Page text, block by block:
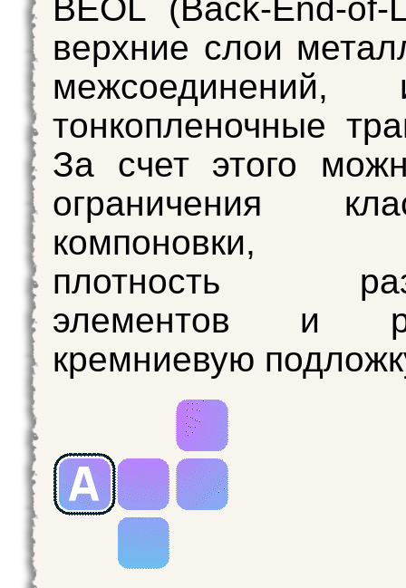
BEOL (Back-End-
верхние слои
межсоединений,
тонкопленочные
За счет этого
ограничения
компоновки,
плотность
элементов и
кремниевую